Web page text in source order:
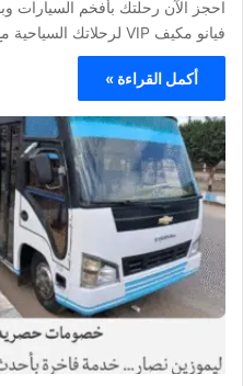
احجز الآن رحلتك بأفخم السيارات
فيانو مكيف VIP لرحلاتك السياحية مع أرخص إيجار نقل سياحي…
أكمل القراءة »